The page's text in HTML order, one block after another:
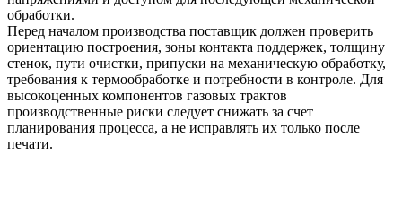
обработки.
Перед началом производства поставщик должен проверить
ориентацию построения, зоны контакта поддержек, толщину
стенок, пути очистки, припуски на механическую обработку,
требования к термообработке и потребности в контроле. Для
высокоценных компонентов газовых трактов
производственные риски следует снижать за счет
планирования процесса, а не исправлять их только после
печати.